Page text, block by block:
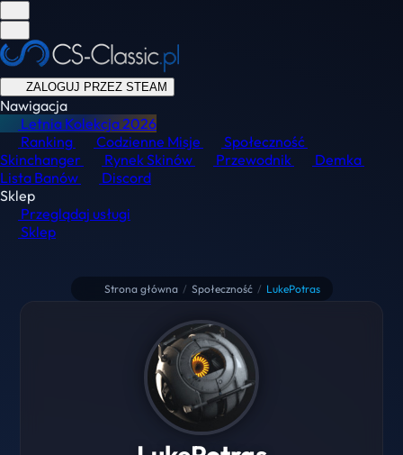
ZALOGUJ PRZEZ STEAM
Nawigacja
Letnia Kolekcja2026
Ranking
Codzienne Misje
Społeczność
Skinchanger
Rynek Skinów Przewodnik
Demka
Lista Banów
Discord
Sklep
Przeglądaj usługi
Sklep
Strona główna / Społeczność / LukePotras